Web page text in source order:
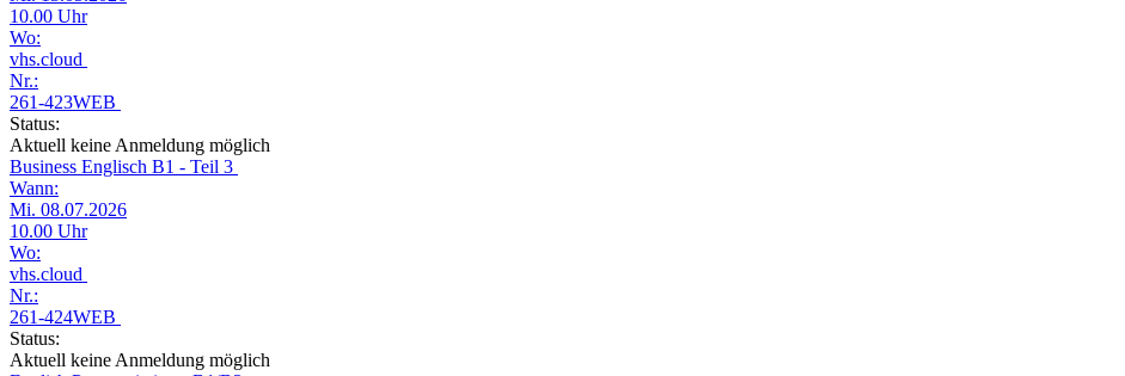
10.00 Uhr
Wo:
vhs.cloud
Nr.:
261-423WEB
Status:
Aktuell keine Anmeldung möglich
Business Englisch B1 - Teil 3
Wann:
Mi. 08.07.2026
10.00 Uhr
Wo:
vhs.cloud
Nr.:
261-424WEB
Status:
Aktuell keine Anmeldung möglich